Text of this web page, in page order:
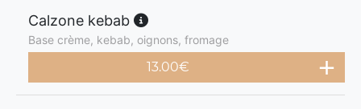
Calzone kebab
Base crème, kebab, oignons, fromage
13.00€